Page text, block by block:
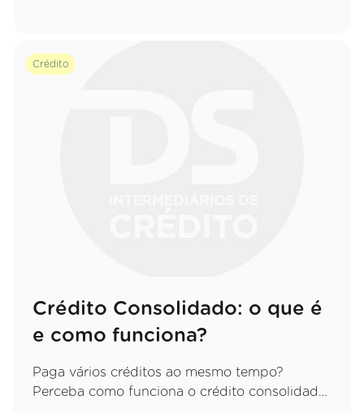
Crédito
Crédito Consolidado: o que é
e como funciona?
Paga vários créditos ao mesmo tempo?
Perceba como funciona o crédito consolidado,